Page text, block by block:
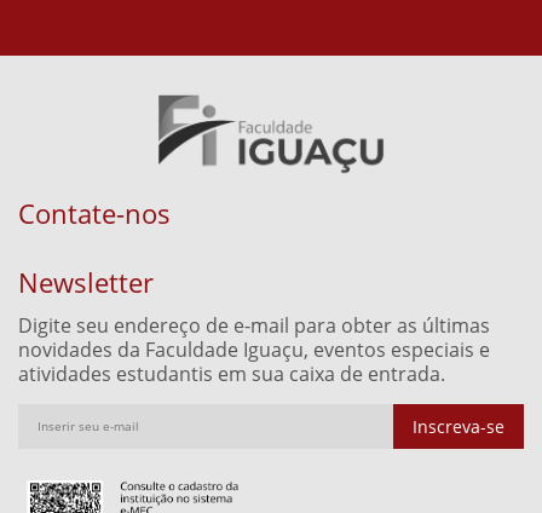
Contate-nos
Newsletter
Digite seu endereço de e-mail para obter as últimas
novidades da Faculdade Iguaçu, eventos especiais e
atividades estudantis em sua caixa de entrada.
Inscreva-se